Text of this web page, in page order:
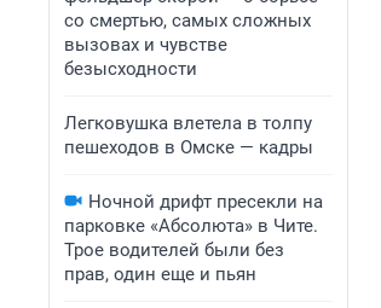
со смертью, самых сложных
вызовах и чувстве
безысходности
Легковушка влетела в толпу
пешеходов в Омске — кадры
Ночной дрифт пресекли на
парковке «Абсолюта» в Чите.
Трое водителей были без
прав, один еще и пьян